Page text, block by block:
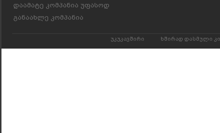
დაამატე კომპანია უფასოდ
განაახლე კომპანია
უკუკავშირი ხშირად დასმული